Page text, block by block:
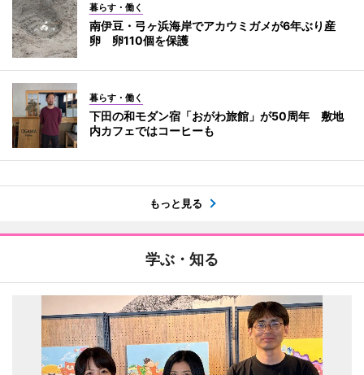
暮らす・働く
南伊豆・弓ヶ浜海岸でアカウミガメが6年ぶり産
卵 卵110個を保護
暮らす・働く
下田の和モダン宿「おがわ旅館」が50周年 敷地
内カフェではコーヒーも
もっと見る
学ぶ・知る